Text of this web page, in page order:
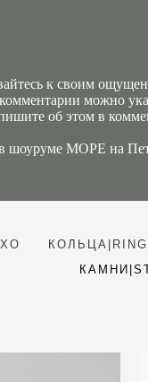
к своим
можно
об этом в
в шоуруме MOРE